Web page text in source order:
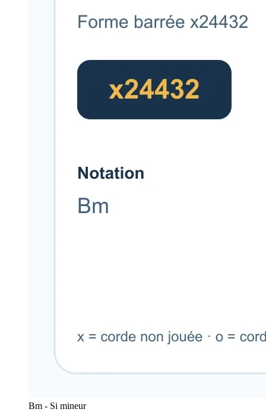
Bm - Si mineur